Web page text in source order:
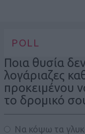
POLL
Ποια θυσία
λογάριαζες
προκειμένου
το δρομικό
Να κόψω τα